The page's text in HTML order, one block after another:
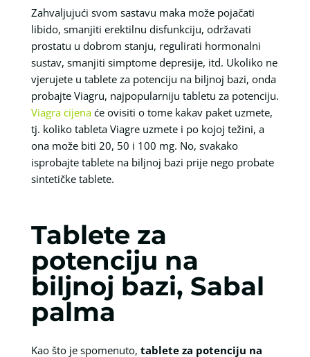
Zahvaljujući svom sastavu maka može pojačati
libido, smanjiti erektilnu disfunkciju, održavati
prostatu u dobrom stanju, regulirati hormonalni
sustav, smanjiti simptome depresije, itd. Ukoliko ne
vjerujete u tablete za potenciju na biljnoj bazi, onda
probajte Viagru, najpopularniju tabletu za potenciju.
Viagra cijenaće ovisiti o tome kakav paket uzmete,
tj. koliko tableta Viagre uzmete i po kojoj težini, a
ona može biti 20, 50 i 100 mg. No, svakako
isprobajte tablete na biljnoj bazi prije nego probate
sintetičke tablete.
Tablete za
potenciju na
biljnoj bazi, Sabal
palma
Kao što je spomenuto, tablete za potenciju na